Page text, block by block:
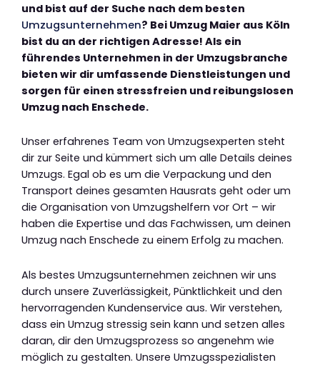
und bist auf der Suche nach dem besten
Umzugsunternehmen? Bei Umzug Maier aus Köln
bist du an der richtigen Adresse! Als ein
führendes Unternehmen in der Umzugsbranche
bieten wir dir umfassende Dienstleistungen und
sorgen für einen stressfreien und reibungslosen
Umzug nach Enschede.
Unser erfahrenes Team von Umzugsexperten steht
dir zur Seite und kümmert sich um alle Details deines
Umzugs. Egal ob es um die Verpackung und den
Transport deines gesamten Hausrats geht oder um
die Organisation von Umzugshelfern vor Ort – wir
haben die Expertise und das Fachwissen, um deinen
Umzug nach Enschede zu einem Erfolg zu machen.
Als bestes Umzugsunternehmen zeichnen wir uns
durch unsere Zuverlässigkeit, Pünktlichkeit und den
hervorragenden Kundenservice aus. Wir verstehen,
dass ein Umzug stressig sein kann und setzen alles
daran, dir den Umzugsprozess so angenehm wie
möglich zu gestalten. Unsere Umzugsspezialisten